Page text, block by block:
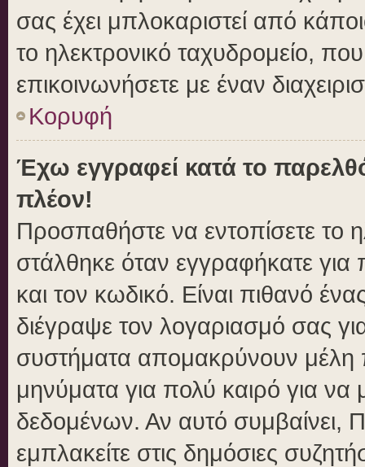
σας έχει μπλοκαριστεί από
το ηλεκτρονικό ταχυδρομείο,
επικοινωνήσετε με έναν
Κορυφή
Έχω εγγραφεί κατά το
πλέον!
Προσπαθήστε να εντοπίσετε το
στάλθηκε όταν εγγραφήκατε
και τον κωδικό. Είναι πιθανό
διέγραψε τον λογαριασμό σας
συστήματα απομακρύνουν μέλη
μηνύματα για πολύ καιρό για
δεδομένων. Αν αυτό συμβαίνει,
εμπλακείτε στις δημόσιες